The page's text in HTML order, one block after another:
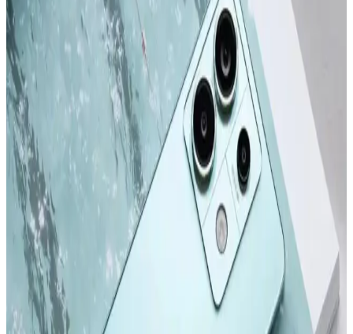
Apple iPhone 16 Plus, 512GB depolama, gelişmiş kamera
özellikleri ve dayanıklı tasarımıyla öne çıkıyor. Güçlü A18 Bionic
çip, uzun pil ömrü ve 5G desteğiyle üstün kullanıcı deneyimi sunar.
Apple iPhone 16 Pro Max 512GB Siyah: Gelişmiş
Kamera ve Yüksek Performanslı Akıllı Telefon
iPhone 16 Pro Max, titanyum tasarımı, 6,9 inç ekran ve gelişmiş
kameralarıyla öne çıkan yüksek performanslı akıllı telefon. Uzun pil
ömrü ve yenilikçi özellikleriyle kullanıcıların beklentilerini karşılar.
Apple iPhone Serisinin Güncel Modelleri ve
Gelecekteki Yenilikler Hakkında Bilgi
2022 ve sonrası iPhone modelleri, tasarım ve performans alanında
önemli adımlar atıyor. Yeni modeller ve teknolojik gelişmelerle ilgili
detaylar, kullanıcıların bilinçli tercihler yapmasını sağlıyor.
Samsung Galaxy S24 ve S24 Ultra Karşılaştırması:
Özellikler ve Kullanıcı Deneyimleri